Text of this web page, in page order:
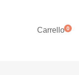
Carrello0